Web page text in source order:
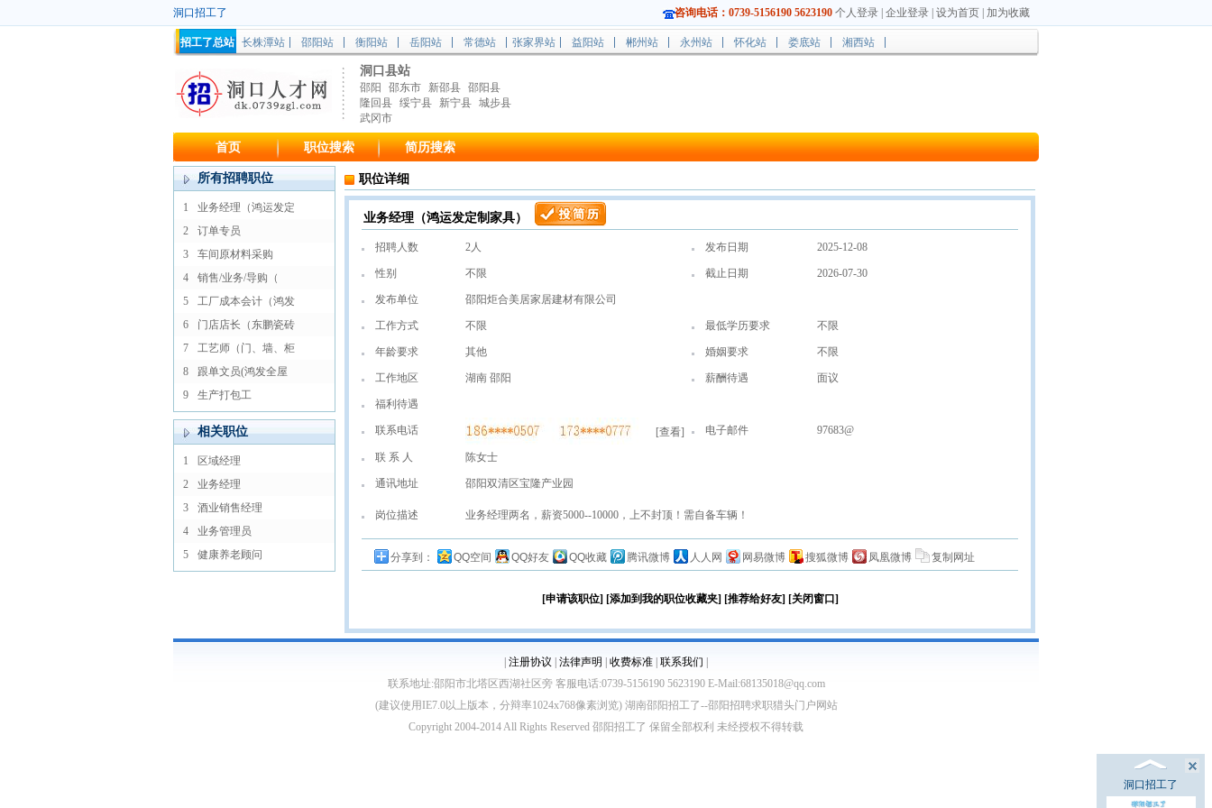
洞口招工了 咨询电话：0739-5156190 5623190 个人登录 企业登录 设为首页 加为收藏
招工了总站 长株潭站 邵阳站 衡阳站 岳阳站 常德站 张家界站 益阳站 郴州站 永州站 怀化站 娄底站 湘西站
洞口县站
邵阳 邵东市 新邵县 邵阳县
隆回县 绥宁县 新宁县 城步县
武冈市
首页 职位搜索 简历搜索
所有招聘职位
1
业务经理（鸿运发定
2
订单专员
3
车间原材料采购
4
销售/业务/导购（
5
工厂成本会计（鸿发
6
门店店长（东鹏瓷砖
7
工艺师（门、墙、柜
8
跟单文员(鸿发全屋
9
生产打包工
相关职位
1
区域经理
2
业务经理
3
酒业销售经理
4
业务管理员
5
健康养老顾问
职位详细
业务经理（鸿运发定制家具）
招聘人数 2人 发布日期 2025-12-08
性别 不限 截止日期 2026-07-30
发布单位 邵阳炬合美居家居建材有限公司
工作方式 不限 最低学历要求 不限
年龄要求 其他 婚姻要求 不限
工作地区 湖南 邵阳 薪酬待遇 面议
福利待遇
联系电话 [查看] 电子邮件 97683@
联 系 人 陈女士
通讯地址 邵阳双清区宝隆产业园
岗位描述 业务经理两名，薪资5000--10000，上不封顶！需自备车辆！
分享到： QQ空间 QQ好友 QQ收藏 腾讯微博 人人网 网易微博 搜狐微博 凤凰微博 复制网址
[申请该职位] [添加到我的职位收藏夹] [推荐给好友] [关闭窗口]
注册协议 法律声明 收费标准 联系我们
联系地址:邵阳市北塔区西湖社区旁 客服电话:0739-5156190 5623190 E-Mail:68135018@qq.com
(建议使用IE7.0以上版本，分辩率1024x768像素浏览) 湖南邵阳招工了--邵阳招聘求职猎头门户网站
Copyright 2004-2014 All Rights Reserved 邵阳招工了 保留全部权利 未经授权不得转载
洞口招工了